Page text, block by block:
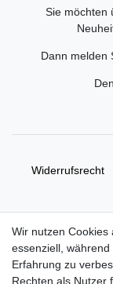
Sie möchten
Dann melden
Widerrufs­recht
© Copyright 2026 |
Handelsgesellschaft
Wir nutzen Cookies
essenziell,
Erfahrung zu
Rechten als Nutzer